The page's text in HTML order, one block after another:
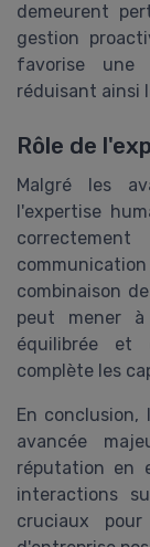
demeurent
gestion
favorise une
réduisant ainsi
Rôle de
Malgré les
l'expertise
combinaison
peut mener
équilibrée et
complète les
En
avancée
réputation en
interactions
cruciaux